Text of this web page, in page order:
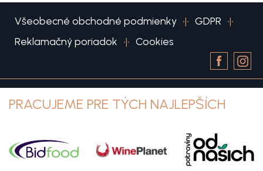
Všeobecné obchodné podmienky •|• GDPR •|•
Reklamačný poriadok •|• Cookies
PRACUJEME PRE TÝCH NAJLEPŠÍCH